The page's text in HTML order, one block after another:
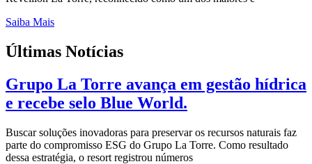
Saiba Mais
Últimas Notícias
Grupo La Torre avança em gestão hídrica
e recebe selo Blue World.
Buscar soluções inovadoras para preservar os recursos naturais faz
parte do compromisso ESG do Grupo La Torre. Como resultado
dessa estratégia, o resort registrou números